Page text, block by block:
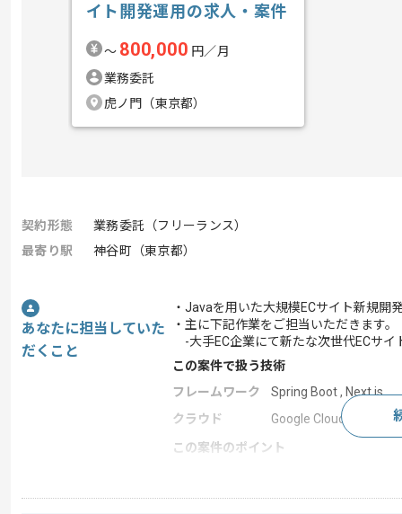
イト開発運用の求人・案件
〜 800,000 円／月
業務委託
虎ノ門（東京都）
契約形態
業務委託（フリーランス）
最寄り駅
神谷町（東京都）
あなたに担当していた
だくこと
・Javaを用いた大規模ECサイト新規開
・主に下記作業をご担当いただきます。
-大手EC企業にて新たな次世代ECサイ
この案件で扱う技術
フレームワーク
Spring Boot , Next.js
クラウド
Google Cloud Platform
この案件のポイント
業務内容
サーバーサイド開発